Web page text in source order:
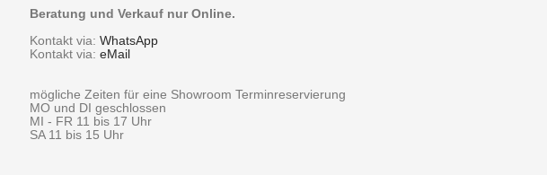
Beratung und Verkauf nur Online.
Kontakt via: WhatsApp
Kontakt via: eMail
mögliche Zeiten für eine Showroom Terminreservierung
MO und DI geschlossen
MI - FR 11 bis 17 Uhr
SA 11 bis 15 Uhr